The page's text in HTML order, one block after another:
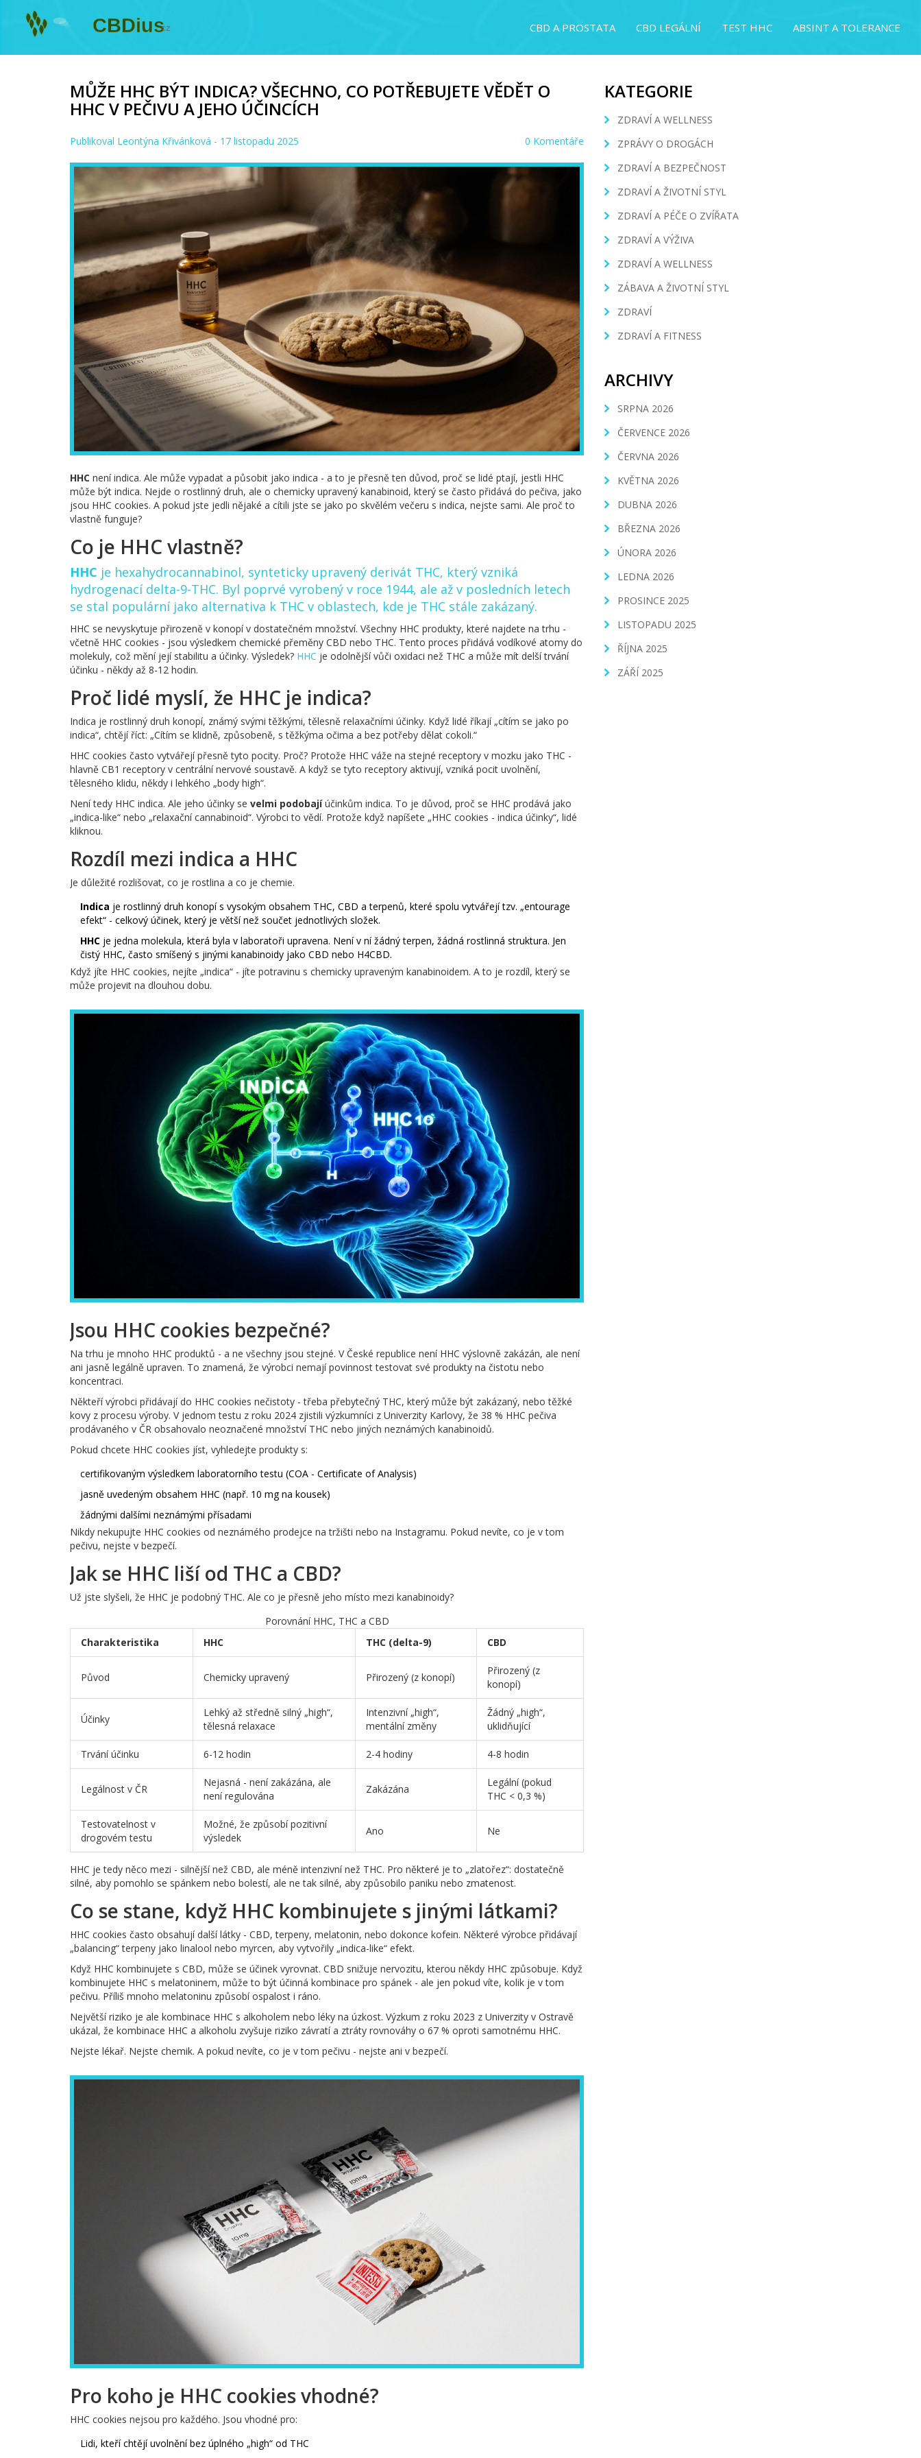
CBD A PROSTATA CBD LEGÁLNÍ TEST HHC ABSINT A TOLERANCE
MŮŽE HHC BÝT INDICA? VŠECHNO, CO POTŘEBUJETE VĚDĚT O
HHC V PEČIVU A JEHO ÚČINCÍCH
Publikoval Leontýna Křivánková - 17 listopadu 2025 0 Komentáře
HHC není indica. Ale může vypadat a působit jako indica - a to je přesně ten důvod, proč se lidé ptají, jestli HHC
může být indica. Nejde o rostlinný druh, ale o chemicky upravený kanabinoid, který se často přidává do pečiva, jako
jsou HHC cookies. A pokud jste jedli nějaké a cítili jste se jako po skvělém večeru s indica, nejste sami. Ale proč to
vlastně funguje?
Co je HHC vlastně?
HHC je hexahydrocannabinol, synteticky upravený derivát THC, který vzniká
hydrogenací delta-9-THC. Byl poprvé vyrobený v roce 1944, ale až v posledních letech
se stal populární jako alternativa k THC v oblastech, kde je THC stále zakázaný.
HHC se nevyskytuje přirozeně v konopí v dostatečném množství. Všechny HHC produkty, které najdete na trhu -
včetně HHC cookies - jsou výsledkem chemické přeměny CBD nebo THC. Tento proces přidává vodíkové atomy do
molekuly, což mění její stabilitu a účinky. Výsledek? HHC je odolnější vůči oxidaci než THC a může mít delší trvání
účinku - někdy až 8-12 hodin.
Proč lidé myslí, že HHC je indica?
Indica je rostlinný druh konopí, známý svými těžkými, tělesně relaxačními účinky. Když lidé říkají „cítím se jako po
indica“, chtějí říct: „Cítím se klidně, způsobeně, s těžkýma očima a bez potřeby dělat cokoli.“
HHC cookies často vytvářejí přesně tyto pocity. Proč? Protože HHC váže na stejné receptory v mozku jako THC -
hlavně CB1 receptory v centrální nervové soustavě. A když se tyto receptory aktivují, vzniká pocit uvolnění,
tělesného klidu, někdy i lehkého „body high“.
Není tedy HHC indica. Ale jeho účinky se velmi podobajíúčinkům indica. To je důvod, proč se HHC prodává jako
„indica-like“ nebo „relaxační cannabinoid“. Výrobci to vědí. Protože když napíšete „HHC cookies - indica účinky“, lidé
kliknou.
Rozdíl mezi indica a HHC
Je důležité rozlišovat, co je rostlina a co je chemie.
Indica je rostlinný druh konopí s vysokým obsahem THC, CBD a terpenů, které spolu vytvářejí tzv. „entourage
efekt“ - celkový účinek, který je větší než součet jednotlivých složek.
HHC je jedna molekula, která byla v laboratoři upravena. Není v ní žádný terpen, žádná rostlinná struktura. Jen
čistý HHC, často smíšený s jinými kanabinoidy jako CBD nebo H4CBD.
Když jíte HHC cookies, nejíte „indica“ - jíte potravinu s chemicky upraveným kanabinoidem. A to je rozdíl, který se
může projevit na dlouhou dobu.
Jsou HHC cookies bezpečné?
Na trhu je mnoho HHC produktů - a ne všechny jsou stejné. V České republice není HHC výslovně zakázán, ale není
ani jasně legálně upraven. To znamená, že výrobci nemají povinnost testovat své produkty na čistotu nebo
koncentraci.
Někteří výrobci přidávají do HHC cookies nečistoty - třeba přebytečný THC, který může být zakázaný, nebo těžké
kovy z procesu výroby. V jednom testu z roku 2024 zjistili výzkumníci z Univerzity Karlovy, že 38 % HHC pečiva
prodávaného v ČR obsahovalo neoznačené množství THC nebo jiných neznámých kanabinoidů.
Pokud chcete HHC cookies jíst, vyhledejte produkty s:
certifikovaným výsledkem laboratorního testu (COA - Certificate of Analysis)
jasně uvedeným obsahem HHC (např. 10 mg na kousek)
žádnými dalšími neznámými přísadami
Nikdy nekupujte HHC cookies od neznámého prodejce na tržišti nebo na Instagramu. Pokud nevíte, co je v tom
pečivu, nejste v bezpečí.
Jak se HHC liší od THC a CBD?
Už jste slyšeli, že HHC je podobný THC. Ale co je přesně jeho místo mezi kanabinoidy?
Porovnání HHC, THC a CBD
Charakteristika
HHC THC (delta-9) CBD
Původ Chemicky upravený Přirozený (z konopí)
Přirozený (z
konopí)
Účinky
Lehký až středně silný „high“,
tělesná relaxace
Intenzivní „high“,
mentální změny
Žádný „high“,
uklidňující
Trvání účinku 6-12 hodin 2-4 hodiny 4-8 hodin
Legálnost v ČR
Nejasná - není zakázána, ale
není regulována
Zakázána
Legální (pokud
THC < 0,3 %)
Testovatelnost v
drogovém testu
Možné, že způsobí pozitivní
výsledek
Ano Ne
HHC je tedy něco mezi - silnější než CBD, ale méně intenzivní než THC. Pro některé je to „zlatořez“: dostatečně
silné, aby pomohlo se spánkem nebo bolestí, ale ne tak silné, aby způsobilo paniku nebo zmatenost.
Co se stane, když HHC kombinujete s jinými látkami?
HHC cookies často obsahují další látky - CBD, terpeny, melatonin, nebo dokonce kofein. Některé výrobce přidávají
„balancing“ terpeny jako linalool nebo myrcen, aby vytvořily „indica-like“ efekt.
Když HHC kombinujete s CBD, může se účinek vyrovnat. CBD snižuje nervozitu, kterou někdy HHC způsobuje. Když
kombinujete HHC s melatoninem, může to být účinná kombinace pro spánek - ale jen pokud víte, kolik je v tom
pečivu. Příliš mnoho melatoninu způsobí ospalost i ráno.
Největší riziko je ale kombinace HHC s alkoholem nebo léky na úzkost. Výzkum z roku 2023 z Univerzity v Ostravě
ukázal, že kombinace HHC a alkoholu zvyšuje riziko závratí a ztráty rovnováhy o 67 % oproti samotnému HHC.
Nejste lékař. Nejste chemik. A pokud nevíte, co je v tom pečivu - nejste ani v bezpečí.
Pro koho je HHC cookies vhodné?
HHC cookies nejsou pro každého. Jsou vhodné pro:
Lidi, kteří chtějí uvolnění bez úplného „high“ od THC
KATEGORIE
ZDRAVÍ A WELLNESS
ZPRÁVY O DROGÁCH
ZDRAVÍ A BEZPEČNOST
ZDRAVÍ A ŽIVOTNÍ STYL
ZDRAVÍ A PÉČE O ZVÍŘATA
ZDRAVÍ A VÝŽIVA
ZDRAVÍ A WELLNESS
ZÁBAVA A ŽIVOTNÍ STYL
ZDRAVÍ
ZDRAVÍ A FITNESS
ARCHIVY
SRPNA 2026
ČERVENCE 2026
ČERVNA 2026
KVĚTNA 2026
DUBNA 2026
BŘEZNA 2026
ÚNORA 2026
LEDNA 2026
PROSINCE 2025
LISTOPADU 2025
ŘÍJNA 2025
ZÁŘÍ 2025